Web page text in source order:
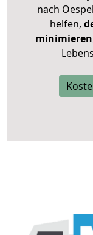
nach
helfen,
minimieren